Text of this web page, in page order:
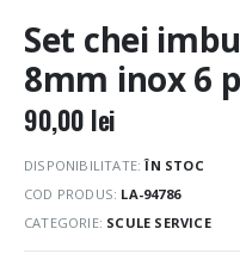
Set chei
8mm inox 6
90,00 lei
DISPONIBILITATE:ÎN STOC
COD PRODUS: LA-94786
CATEGORIE: SCULE SERVICE